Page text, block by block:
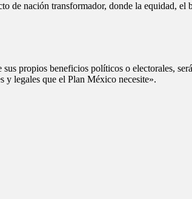
de nación transformador, donde la equidad, el
propios beneficios políticos o electorales,
y legales que el Plan México necesite».